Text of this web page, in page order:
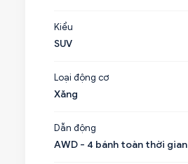
Kiểu
SUV
Loại động cơ
Xăng
Dẫn động
AWD - 4 bánh toàn thời gian